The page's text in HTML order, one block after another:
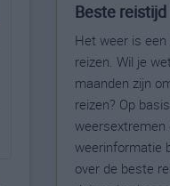
Beste reistijd
Het weer is
reizen. Wil je
maanden zijn
reizen? Op
weersextremen
weerinformatie
over de beste